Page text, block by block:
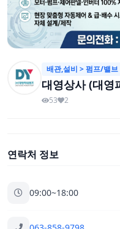
배관,설비 > 펌프/밸브
대영상사 (대영
53 2
연락처 정보
09:00~18:00